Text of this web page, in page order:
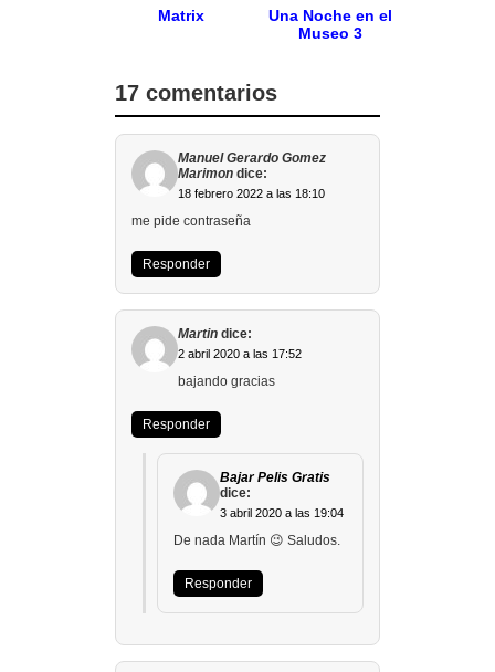
Matrix
Una Noche en el
Museo 3
17 comentarios
Manuel Gerardo Gomez
Marimon dice:
18 febrero 2022 a las 18:10
me pide contraseña
Responder
Martin dice:
2 abril 2020 a las 17:52
bajando gracias
Responder
Bajar Pelis Gratis
dice:
3 abril 2020 a las 19:04
De nada Martín 😉 Saludos.
Responder